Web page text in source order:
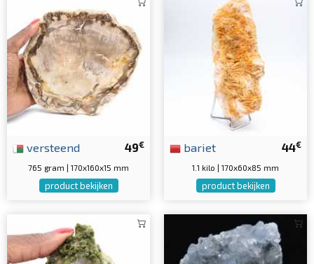
49€
versteend
765 gram | 170x160x15 mm
product bekijken
44€
bariet
1.1 kilo | 170x60x85 mm
product bekijken